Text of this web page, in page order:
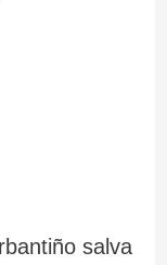
salva